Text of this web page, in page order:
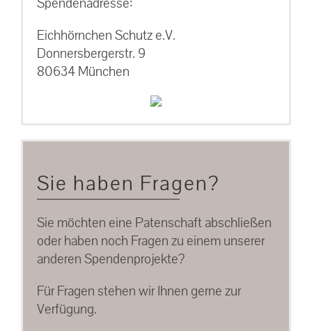
Eichhörnchen Schutz e.V.
Donnersbergerstr. 9
80634 München
Sie haben Fragen?
Sie möchten eine Patenschaft abschließen
oder haben noch Fragen zu einem unserer
anderen Spendenprojekte?
Für Fragen stehen wir Ihnen gerne zur
Verfügung.